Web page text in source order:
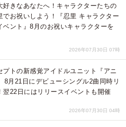
好きなあなたへ！キャラクターたちの
でお祝いしよう！『忍里 キャラクター
ベント』8月のお祝いキャラクターを
2026年07月30日 07時
プトの新感覚アイドルユニット『アニ
8月21日にデビューシングル2曲同時リ
翌22日にはリリースイベントも開催
2026年07月30日 04時